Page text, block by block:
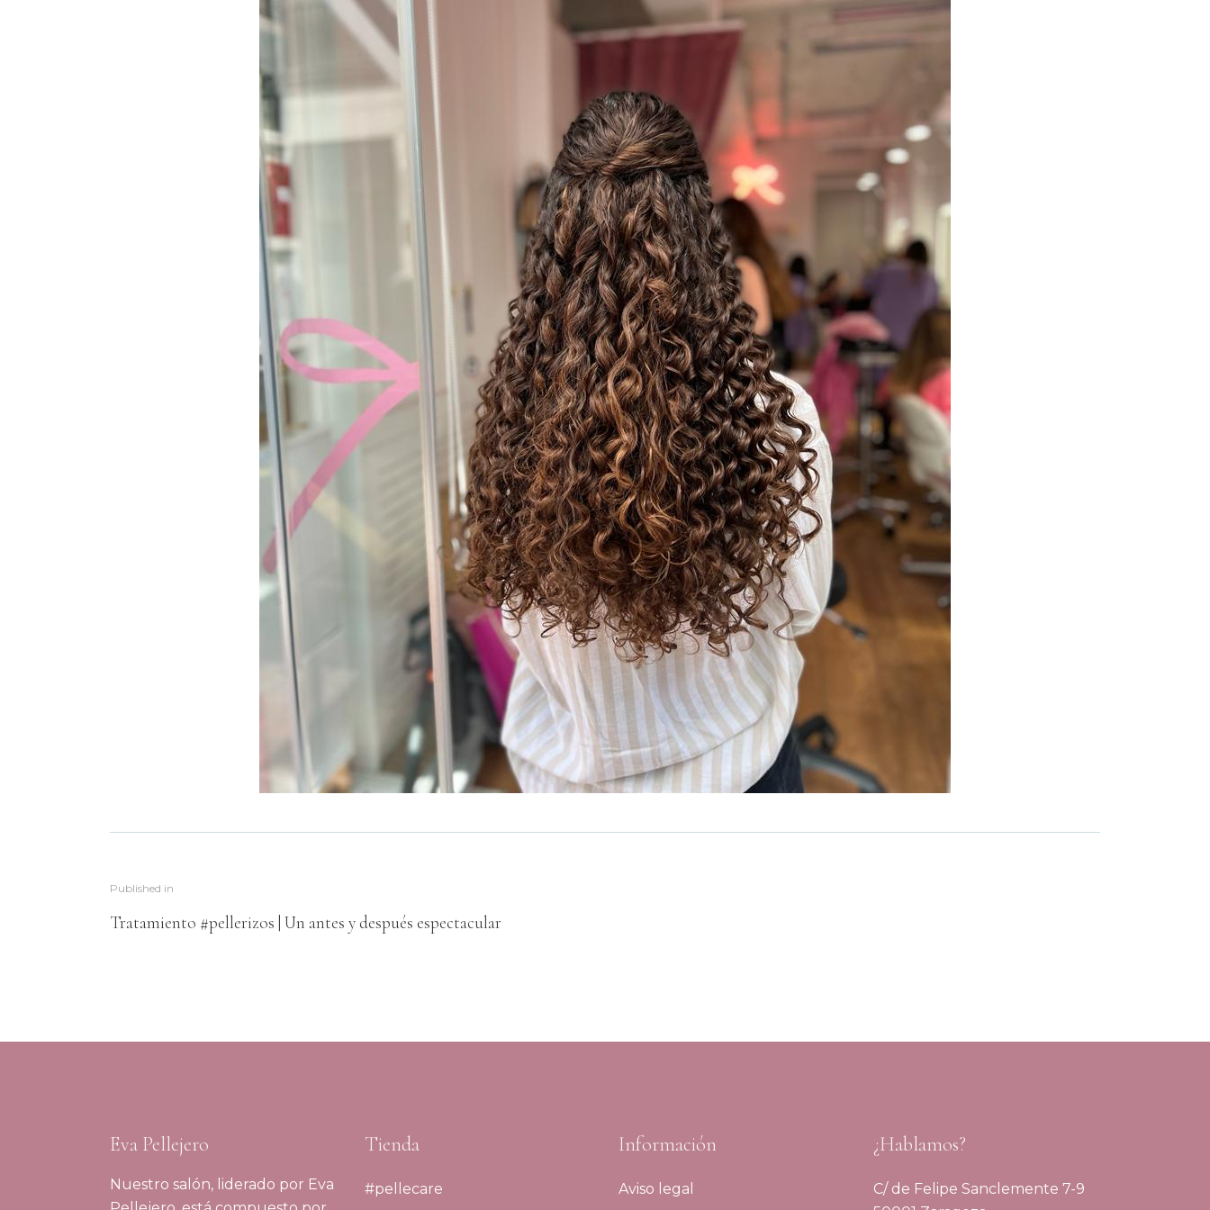
Published in
Tratamiento #pellerizos | Un antes y después espectacular
Eva Pellejero
Nuestro salón, liderado por Eva
Tienda
#pellecare
Información
Aviso legal
¿Hablamos?
C/ de Felipe Sanclemente 7-9